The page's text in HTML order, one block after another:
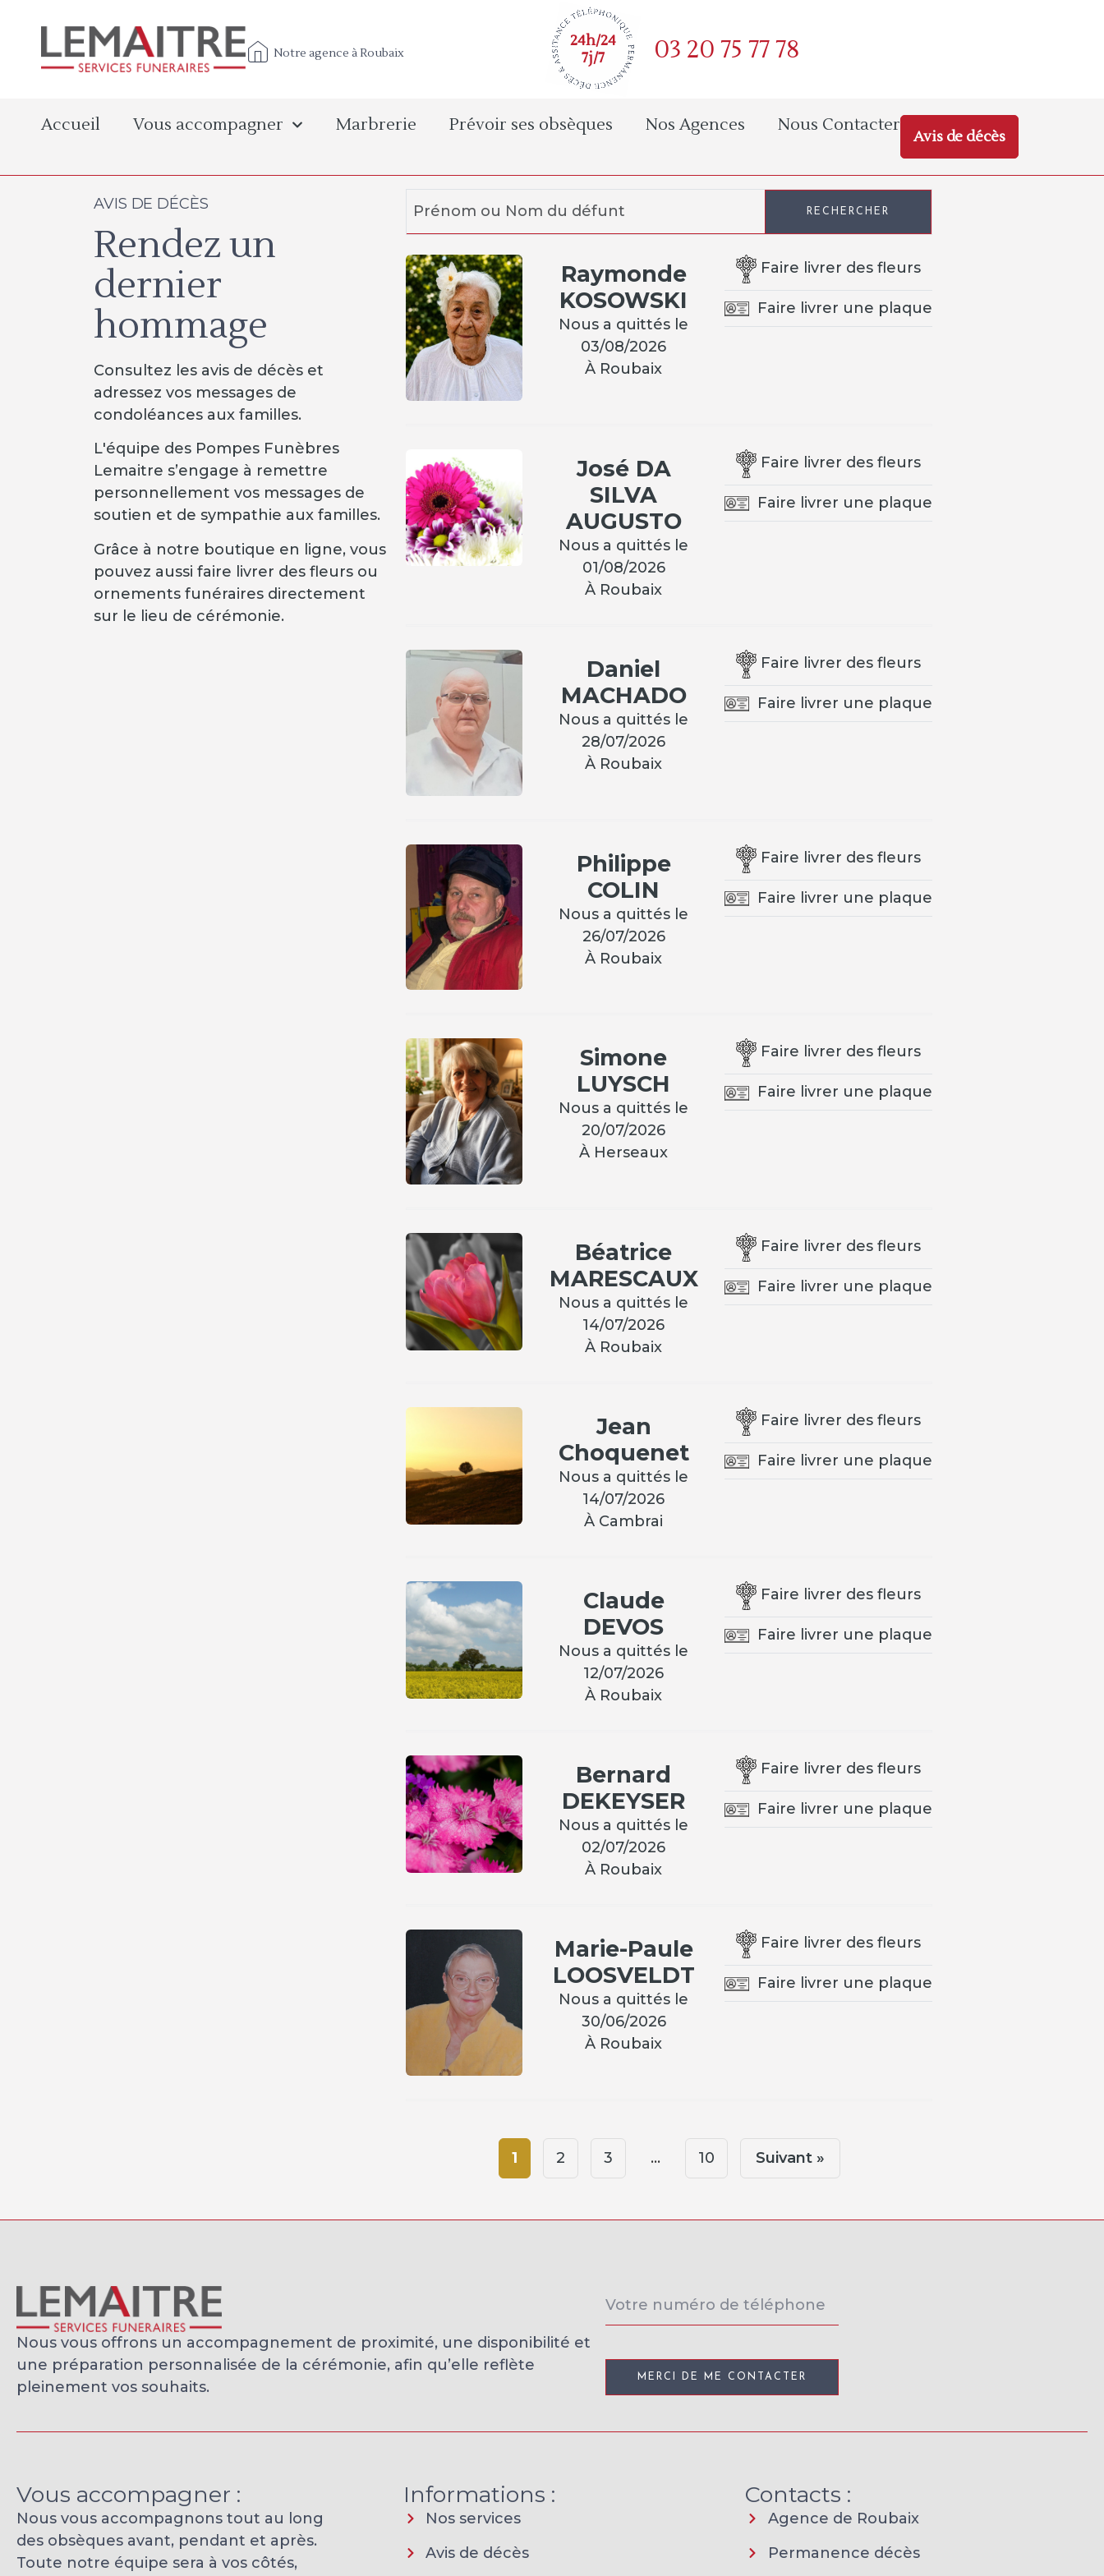
Notre agence à Roubaix
24h/24
7j/7
03 20 75 77 78
Accueil Vous accompagner Marbrerie Prévoir ses obsèques Nos Agences Nous Contacter
Avis de décès
AVIS DE DÉCÈS
Rendez un
dernier
hommage
Consultez les avis de décès et
adressez vos messages de
condoléances aux familles.
L'équipe des Pompes Funèbres
Lemaitre s’engage à remettre
personnellement vos messages de
soutien et de sympathie aux familles.
Grâce à notre boutique en ligne, vous
pouvez aussi faire livrer des fleurs ou
ornements funéraires directement
sur le lieu de cérémonie.
RECHERCHER
Raymonde
KOSOWSKI
Nous a quittés le
03/08/2026
À Roubaix
Faire livrer des fleurs
Faire livrer une plaque
José DA
SILVA
AUGUSTO
Nous a quittés le
01/08/2026
À Roubaix
Faire livrer des fleurs
Faire livrer une plaque
Daniel
MACHADO
Nous a quittés le
28/07/2026
À Roubaix
Faire livrer des fleurs
Faire livrer une plaque
Philippe
COLIN
Nous a quittés le
26/07/2026
À Roubaix
Faire livrer des fleurs
Faire livrer une plaque
Simone
LUYSCH
Nous a quittés le
20/07/2026
À Herseaux
Faire livrer des fleurs
Faire livrer une plaque
Béatrice
MARESCAUX
Nous a quittés le
14/07/2026
À Roubaix
Faire livrer des fleurs
Faire livrer une plaque
Jean
Choquenet
Nous a quittés le
14/07/2026
À Cambrai
Faire livrer des fleurs
Faire livrer une plaque
Claude
DEVOS
Nous a quittés le
12/07/2026
À Roubaix
Faire livrer des fleurs
Faire livrer une plaque
Bernard
DEKEYSER
Nous a quittés le
02/07/2026
À Roubaix
Faire livrer des fleurs
Faire livrer une plaque
Marie-Paule
LOOSVELDT
Nous a quittés le
30/06/2026
À Roubaix
Faire livrer des fleurs
Faire livrer une plaque
1 2 3 … 10 Suivant »
Nous vous offrons un accompagnement de proximité, une disponibilité et
une préparation personnalisée de la cérémonie, afin qu’elle reflète
pleinement vos souhaits.
MERCI DE ME CONTACTER
Vous accompagner :
Nous vous accompagnons tout au long
des obsèques avant, pendant et après.
Toute notre équipe sera à vos côtés,
Informations :
Nos services
Avis de décès
Contacts :
Agence de Roubaix
Permanence décès